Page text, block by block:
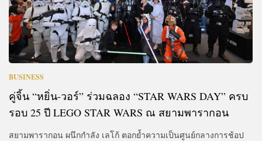
BUSINESS
คู่จิ้น “หยิ่น-วอร์” ร่วมฉลอง “STAR WARS DAY” ครบ
รอบ 25 ปี LEGO STAR WARS ณ สยามพารากอน
สยามพารากอน ผนึกกำลัง เลโก้ ตอกย้ำความเป็นศูนย์กลางการช้อป